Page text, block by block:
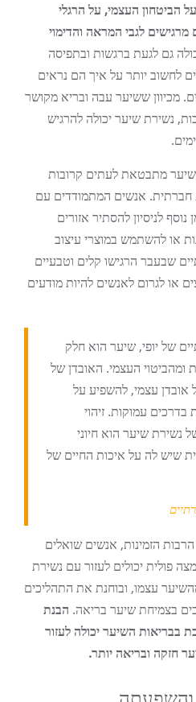
הביטחון העצמי, על הרגלי
מרגישים לגבי המראה והדימוי
גם לגעת ברגשות ובתפיסה
לחשוב יותר על איך הם נראים
מכיוון ששיער עבה ובריא מקושר
נשירת שיער יכולה להרגיש
מתבטאת לעתים קרובות
חברתית. אנשים המתמודדים עם
לניסיון להסתיר אזורים
או להשתמש במוצרי עיצוב
שבעבר הרגישו קלים וטבעיים
או לגרום לאנשים להיות מודעים
של יופי, שיער הוא חלק
ומהביטוי העצמי. האובדן של
אובדן עצמי, להשפיע על
עמוקות. זיהוי
נשירת שיער הוא חיוני
שיש לה על איכות החיים של
הזמינות, אנשים שואלים
פולית יכולים לעזור עם נשירת
עצמו, ובוחנת את התהליכים
בצמיחת שיער בריאה. הבנת
בבריאות השיער יכולה לעזור
חזקה ובריאה יותר.